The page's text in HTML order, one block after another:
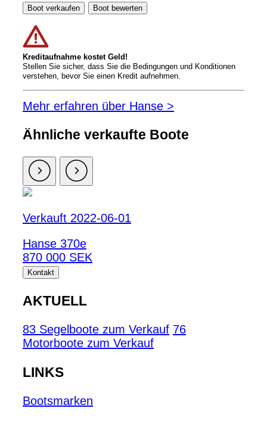
Boot verkaufen Boot bewerten
Kreditaufnahme kostet Geld!
Stellen Sie sicher, dass Sie die Bedingungen und Konditionen
verstehen, bevor Sie einen Kredit aufnehmen.
Mehr erfahren über Hanse >
Ähnliche verkaufte Boote
Verkauft 2022-06-01
Hanse 370e
870 000 SEK
Kontakt
AKTUELL
83 Segelboote zum Verkauf 76
Motorboote zum Verkauf
LINKS
Bootsmarken